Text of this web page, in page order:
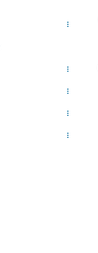
...
...
...
...
...